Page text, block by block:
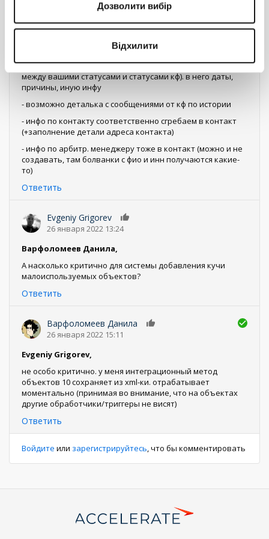
Дозволити вибір
Відхилити
Вообще чисто от вас и строения вашей системы должно
зависеть сколько объектов, какие связи и как парсится
json. Чисто глядя на структуру:
- должен быть объект под дело (+статус дела/мапинг
между вашими статусами и статусами кф). в него даты,
причины, иную инфу
- возможно деталька с сообщениями от кф по истории
- инфо по контакту соответственно сгребаем в контакт
(+заполнение детали адреса контакта)
- инфо по арбитр. менеджеру тоже в контакт (можно и не
создавать, там болванки с фио и инн получаются какие-
то)
Ответить
Evgeniy Grigorev
26 января 2022 13:24
Варфоломеев Данила,
А насколько критично для системы добавления кучи
малоиспользуемых объектов?
Ответить
Варфоломеев Данила
26 января 2022 15:11
Evgeniy Grigorev,
не особо критично. у меня интеграционный метод
объектов 10 сохраняет из xml-ки. отрабатывает
моментально (принимая во внимание, что на объектах
другие обработчики/триггеры не висят)
Ответить
Войдите или зарегистрируйтесь , что бы комментировать